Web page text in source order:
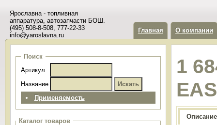
Ярославна - топливная
аппаратура, автозапчасти БОШ.
(495) 508-8-508, 777-22-33
info@yaroslavna.ru
Главная О компании
Поиск
Артикул
Название
Применяемость
Каталог товаров
1
Описание